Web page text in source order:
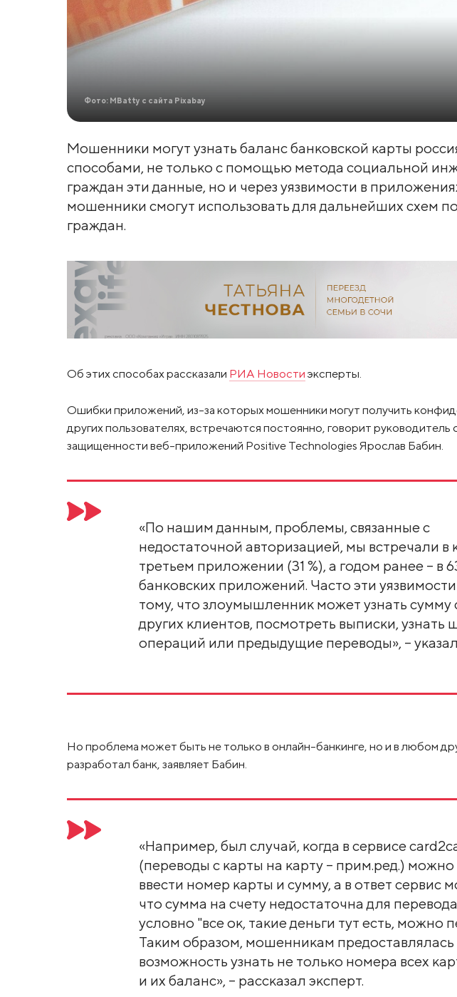
Фото: MBatty с сайта Pixabay
Мошенники могут узнать баланс банковской карты
способами, не только с помощью метода социальной
граждан эти данные, но и через уязвимости в
мошенники смогут использовать для дальнейших схем
граждан.
Об этих способах рассказали РИА Новости эксперты.
Ошибки приложений, из-за которых мошенники могут получить
других пользователях, встречаются постоянно, говорит руководитель
защищенности веб-приложений Positive Technologies Ярослав Бабин.
«По нашим данным, проблемы, связанные с
недостаточной авторизацией, мы встречали в
третьем приложении (31 %), а годом ранее – в
банковских приложений. Часто эти
тому, что злоумышленник может узнать сумму
других клиентов, посмотреть выписки, узнать
операций или предыдущие переводы», – указал
Но проблема может быть не только в онлайн-банкинге, но и в любом
разработал банк, заявляет Бабин.
«Например, был случай, когда в сервисе
(переводы с карты на карту – прим.ред.)
ввести номер карты и сумму, а в ответ сервис
что сумма на счету недостаточна для
условно "все ок, такие деньги тут есть, можно
Таким образом, мошенникам предоставлялась
возможность узнать не только номера всех
и их баланс», – рассказал эксперт.